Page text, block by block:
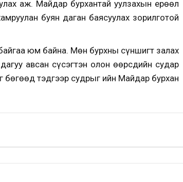
аж. Майдар бурхантай уулзахын ерөөл
буян даган баясуулах зорилготой
юм байна. Мөн бурхны сүншигт залах
авсан сүсэгтэн олон өөрсдийн судар
тэдгээр судрыг ийн Майдар бурхан